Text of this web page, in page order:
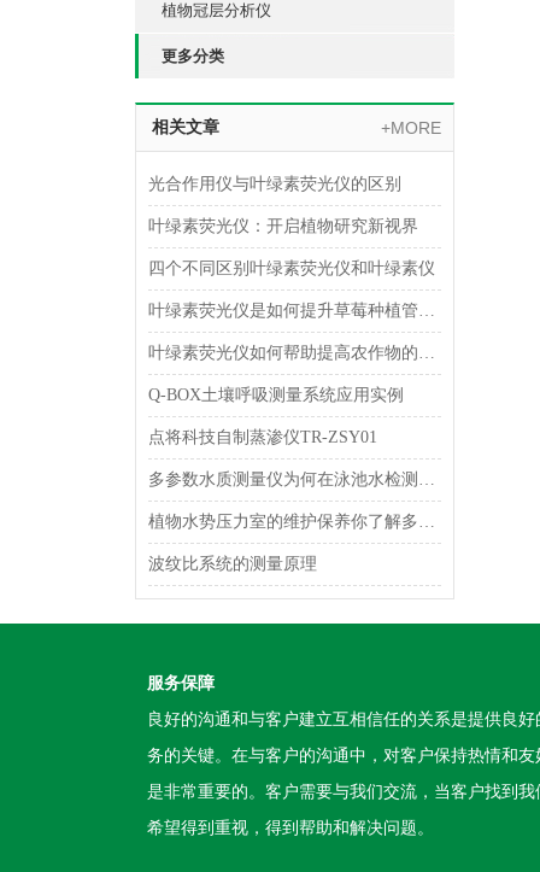
植物冠层分析仪
更多分类
相关文章 +MORE
光合作用仪与叶绿素荧光仪的区别
叶绿素荧光仪：开启植物研究新视界
四个不同区别叶绿素荧光仪和叶绿素仪
叶绿素荧光仪是如何提升草莓种植管理中的氮肥利用
叶绿素荧光仪如何帮助提高农作物的产量和质量？
Q-BOX土壤呼吸测量系统应用实例
点将科技自制蒸渗仪TR-ZSY01
多参数水质测量仪为何在泳池水检测中受到欢迎？
植物水势压力室的维护保养你了解多少？
波纹比系统的测量原理
服务保障
良好的沟通和与客户建立互相信任的关系是提供良好
务的关键。在与客户的沟通中，对客户保持热情和友
是非常重要的。客户需要与我们交流，当客户找到我
希望得到重视，得到帮助和解决问题。